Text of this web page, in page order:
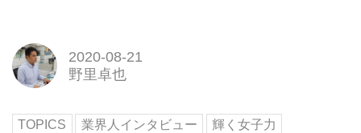
2020-08-21
野里卓也
TOPICS 業界人インタビュー
輝く女子力